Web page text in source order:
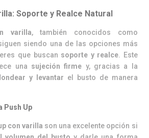
Soporte y Realce Natural
varilla, también conocidos como
siendo una de las opciones más
que buscan soporte y realce. Este
una sujeción firme y, gracias a la
y levantar el busto de manera
Push Up
con varilla son una excelente opción si